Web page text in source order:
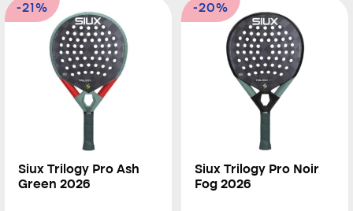
-21%
Siux Trilogy Pro Ash
Green 2026
-20%
Siux Trilogy Pro Noir
Fog 2026